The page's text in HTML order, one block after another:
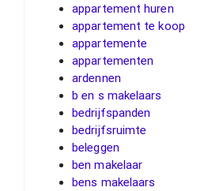
appartement huren
appartement te koop
appartemente
appartementen
ardennen
b en s makelaars
bedrijfspanden
bedrijfsruimte
beleggen
ben makelaar
bens makelaars